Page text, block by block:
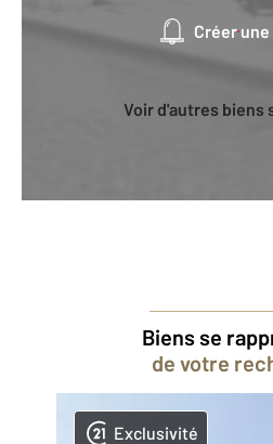
Créer
Voir d'autres biens
Biens se
de votre
Exclusivité